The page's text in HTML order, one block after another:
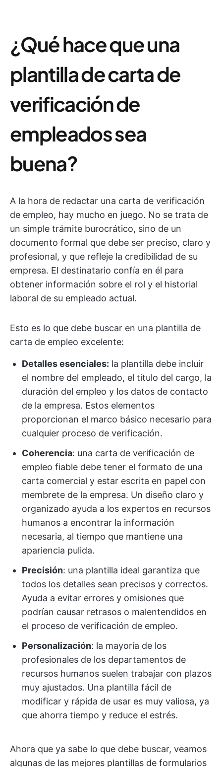
¿Qué hace que una
plantilla de carta de
verificación de
empleados sea
buena?
A la hora de redactar una carta de verificación
de empleo, hay mucho en juego. No se trata de
un simple trámite burocrático, sino de un
documento formal que debe ser preciso, claro y
profesional, y que refleje la credibilidad de su
empresa. El destinatario confía en él para
obtener información sobre el rol y el historial
laboral de su empleado actual.
Esto es lo que debe buscar en una plantilla de
carta de empleo excelente:
Detalles esenciales: la plantilla debe incluir
el nombre del empleado, el título del cargo, la
duración del empleo y los datos de contacto
de la empresa. Estos elementos
proporcionan el marco básico necesario para
cualquier proceso de verificación.
Coherencia: una carta de verificación de
empleo fiable debe tener el formato de una
carta comercial y estar escrita en papel con
membrete de la empresa. Un diseño claro y
organizado ayuda a los expertos en recursos
humanos a encontrar la información
necesaria, al tiempo que mantiene una
apariencia pulida.
Precisión: una plantilla ideal garantiza que
todos los detalles sean precisos y correctos.
Ayuda a evitar errores y omisiones que
podrían causar retrasos o malentendidos en
el proceso de verificación de empleo.
Personalización: la mayoría de los
profesionales de los departamentos de
recursos humanos suelen trabajar con plazos
muy ajustados. Una plantilla fácil de
modificar y rápida de usar es muy valiosa, ya
que ahorra tiempo y reduce el estrés.
Ahora que ya sabe lo que debe buscar, veamos
algunas de las mejores plantillas de formularios